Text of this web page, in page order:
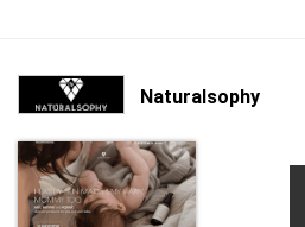
Naturalsophy